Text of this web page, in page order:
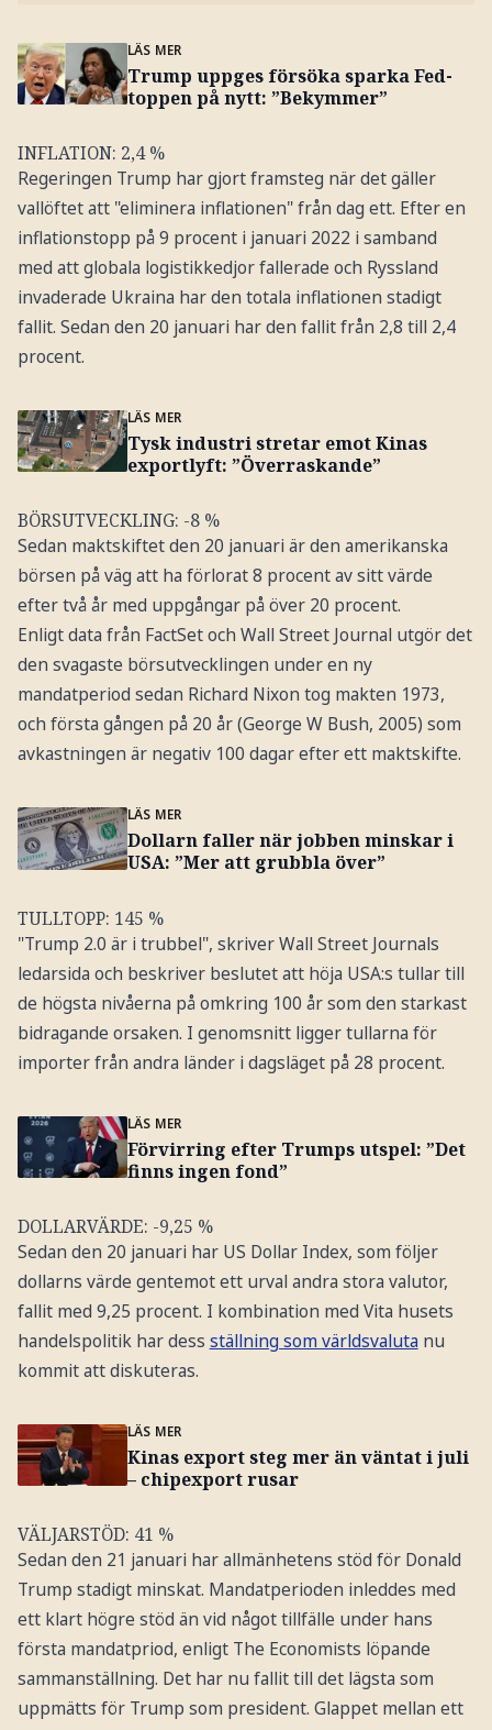
LÄS MER
Trump uppges försöka sparka Fed-
toppen på nytt: ”Bekymmer”
INFLATION: 2,4 %
Regeringen Trump har gjort framsteg när det gäller
vallöftet att "eliminera inflationen" från dag ett. Efter en
inflationstopp på 9 procent i januari 2022 i samband
med att globala logistikkedjor fallerade och Ryssland
invaderade Ukraina har den totala inflationen stadigt
fallit. Sedan den 20 januari har den fallit från 2,8 till 2,4
procent.
LÄS MER
Tysk industri stretar emot Kinas
exportlyft: ”Överraskande”
BÖRSUTVECKLING: -8 %
Sedan maktskiftet den 20 januari är den amerikanska
börsen på väg att ha förlorat 8 procent av sitt värde
efter två år med uppgångar på över 20 procent.
Enligt data från FactSet och Wall Street Journal utgör det
den svagaste börsutvecklingen under en ny
mandatperiod sedan Richard Nixon tog makten 1973,
och första gången på 20 år (George W Bush, 2005) som
avkastningen är negativ 100 dagar efter ett maktskifte.
LÄS MER
Dollarn faller när jobben minskar i
USA: ”Mer att grubbla över”
TULLTOPP: 145 %
"Trump 2.0 är i trubbel", skriver Wall Street Journals
ledarsida och beskriver beslutet att höja USA:s tullar till
de högsta nivåerna på omkring 100 år som den starkast
bidragande orsaken. I genomsnitt ligger tullarna för
importer från andra länder i dagsläget på 28 procent.
LÄS MER
Förvirring efter Trumps utspel: ”Det
finns ingen fond”
DOLLARVÄRDE: -9,25 %
Sedan den 20 januari har US Dollar Index, som följer
dollarns värde gentemot ett urval andra stora valutor,
fallit med 9,25 procent. I kombination med Vita husets
handelspolitik har dess ställning som världsvalutanu
kommit att diskuteras.
LÄS MER
Kinas export steg mer än väntat i juli
– chipexport rusar
VÄLJARSTÖD: 41 %
Sedan den 21 januari har allmänhetens stöd för Donald
Trump stadigt minskat. Mandatperioden inleddes med
ett klart högre stöd än vid något tillfälle under hans
första mandatpriod, enligt The Economists löpande
sammanställning. Det har nu fallit till det lägsta som
uppmätts för Trump som president. Glappet mellan ett